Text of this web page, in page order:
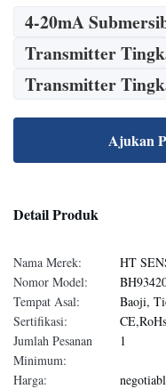
4-20mA
Transmitter
Transmitter
Ajukan
Detail Produk
Nama Merek:
HT
Nomor Model:
Tempat Asal:
Baoji,
Sertifikasi:
Jumlah Pesanan
Minimum:
1
Harga: